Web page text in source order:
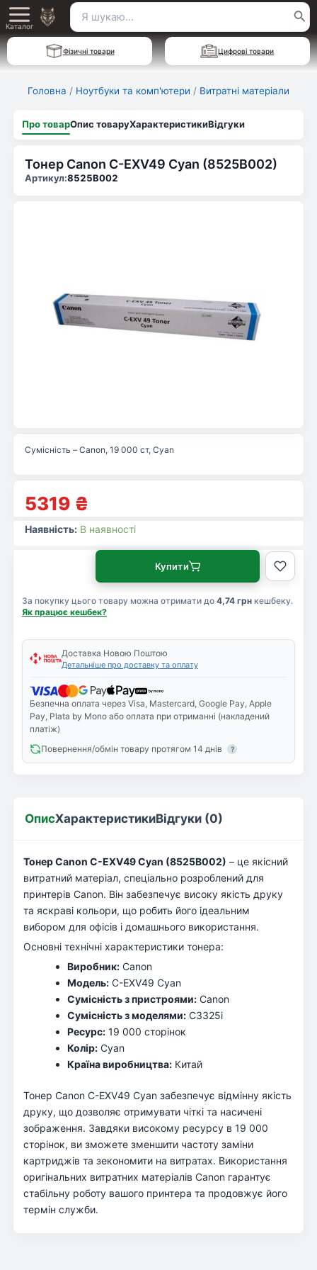
Перейти
до
вмісту
Main
Menu
Каталог
Пошук
для:
Фізичні товари Цифрові товари
Головна / Ноутбуки та комп'ютери / Витратні матеріали
Про товарОпис товаруХарактеристикиВідгуки
Тонер Canon C-EXV49 Cyan (8525B002)
Артикул:8525B002
5319 ₴
Сумісність – Canon, 19 000 ст, Cyan
Наявність: В наявності
За покупку цього товару можна отримати до 4,74 грн кешбеку.
Як працює кешбек?
Купити
Доставка Новою Поштою
Детальніше про доставку та оплату
Безпечна оплата через Visa, Mastercard, Google Pay, Apple
Pay, Plata by Mono або оплата при отриманні (накладений
платіж)
Повернення/обмін товару протягом 14 днів
?
ОписХарактеристикиВідгуки (0)
Тонер Canon C-EXV49 Cyan (8525B002) – це якісний
витратний матеріал, спеціально розроблений для
принтерів Canon. Він забезпечує високу якість друку
та яскраві кольори, що робить його ідеальним
вибором для офісів і домашнього використання.
Основні технічні характеристики тонера:
Виробник: Canon
Модель: C-EXV49 Cyan
Сумісність з пристроями: Canon
Сумісність з моделями: C3325i
Ресурс: 19 000 сторінок
Колір: Cyan
Країна виробництва: Китай
Тонер Canon C-EXV49 Cyan забезпечує відмінну якість
друку, що дозволяє отримувати чіткі та насичені
зображення. Завдяки високому ресурсу в 19 000
сторінок, ви зможете зменшити частоту заміни
картриджів та зекономити на витратах. Використання
оригінальних витратних матеріалів Canon гарантує
стабільну роботу вашого принтера та продовжує його
термін служби.